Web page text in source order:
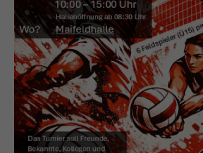
Cybersteel Inc.
376-293 City Road, Suite 600
San Francisco, CA 94102
Have any questions?
+44 1234 567 890
Drop us a line
info@yourdomain.com